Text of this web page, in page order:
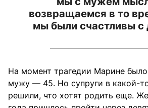
возвращаемся в то
мы были счастливы с
На момент трагедии Марине
мужу — 45. Но супруги в какой-
решили, что хотят родить еще.